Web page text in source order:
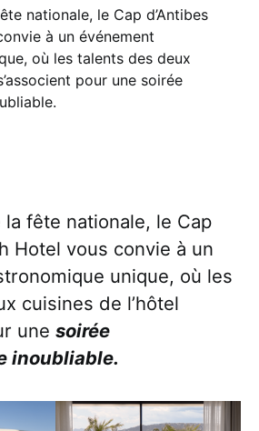
nationale, le Cap d’Antibes
à un événement
où les talents des deux
pour une soirée
la fête nationale, le Cap
Hotel vous convie à un
unique, où les
cuisines de l’hôtel
une soirée
inoubliable.